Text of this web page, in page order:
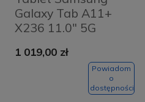
Galaxy Tab A11+
X236 11.0" 5G
Silver
1 019,00 zł
Powiadom
o
dostępności